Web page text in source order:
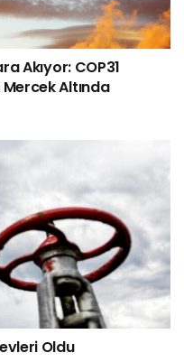
Akıyor: COP31
Altında
Oldu